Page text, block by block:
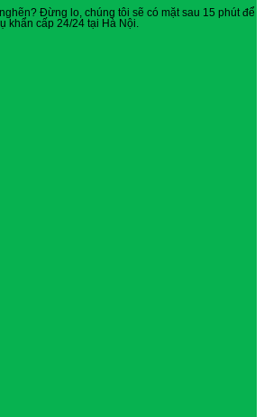
Đừng lo, chúng tôi sẽ có mặt sau 15 phút để
khẩn cấp 24/24 tại Hà Nội.